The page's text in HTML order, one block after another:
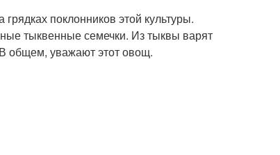
поклонников этой культуры.
тыквенные семечки. Из тыквы варят
общем, уважают этот овощ.